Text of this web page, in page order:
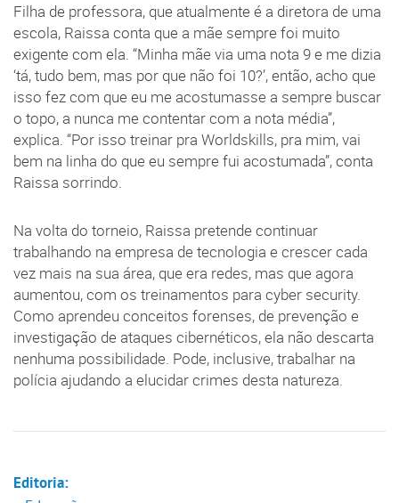
Filha de professora, que atualmente é a diretora de uma
escola, Raissa conta que a mãe sempre foi muito
exigente com ela. “Minha mãe via uma nota 9 e me dizia
‘tá, tudo bem, mas por que não foi 10?’, então, acho que
isso fez com que eu me acostumasse a sempre buscar
o topo, a nunca me contentar com a nota média”,
explica. “Por isso treinar pra Worldskills, pra mim, vai
bem na linha do que eu sempre fui acostumada”, conta
Raissa sorrindo.
Na volta do torneio, Raissa pretende continuar
trabalhando na empresa de tecnologia e crescer cada
vez mais na sua área, que era redes, mas que agora
aumentou, com os treinamentos para cyber security.
Como aprendeu conceitos forenses, de prevenção e
investigação de ataques cibernéticos, ela não descarta
nenhuma possibilidade. Pode, inclusive, trabalhar na
polícia ajudando a elucidar crimes desta natureza.
Editoria: